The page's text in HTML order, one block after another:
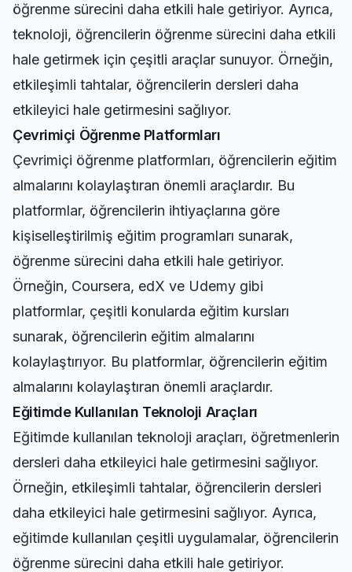
öğrenme sürecini daha etkili hale getiriyor. Ayrıca,
teknoloji, öğrencilerin öğrenme sürecini daha etkili
hale getirmek için çeşitli araçlar sunuyor. Örneğin,
etkileşimli tahtalar, öğrencilerin dersleri daha
etkileyici hale getirmesini sağlıyor.
Çevrimiçi Öğrenme Platformları
Çevrimiçi öğrenme platformları, öğrencilerin eğitim
almalarını kolaylaştıran önemli araçlardır. Bu
platformlar, öğrencilerin ihtiyaçlarına göre
kişiselleştirilmiş eğitim programları sunarak,
öğrenme sürecini daha etkili hale getiriyor.
Örneğin, Coursera, edX ve Udemy gibi
platformlar, çeşitli konularda eğitim kursları
sunarak, öğrencilerin eğitim almalarını
kolaylaştırıyor. Bu platformlar, öğrencilerin eğitim
almalarını kolaylaştıran önemli araçlardır.
Eğitimde Kullanılan Teknoloji Araçları
Eğitimde kullanılan teknoloji araçları, öğretmenlerin
dersleri daha etkileyici hale getirmesini sağlıyor.
Örneğin, etkileşimli tahtalar, öğrencilerin dersleri
daha etkileyici hale getirmesini sağlıyor. Ayrıca,
eğitimde kullanılan çeşitli uygulamalar, öğrencilerin
öğrenme sürecini daha etkili hale getiriyor.